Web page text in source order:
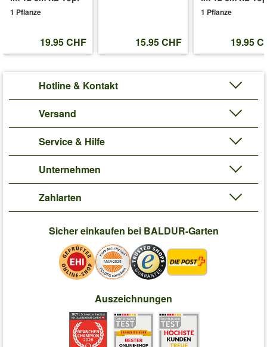
1 Pflanze
19.95 CHF 15.95 CHF
1 Pflanze
19.95
Hotline & Kontakt
Versand
Service & Hilfe
Unternehmen
Zahlarten
Sicher einkaufen bei BALDUR-Garten
Auszeichnungen